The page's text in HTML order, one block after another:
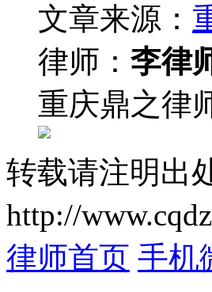
文章来源：
律师： 李律
重庆鼎之律
转载请注明出
http://
律师首页 手机